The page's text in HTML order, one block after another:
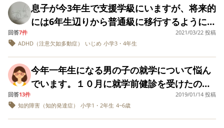
も支援級の方がよいのか、将来社会で生活し
ていくことを考えると大人数での経験値を身
に着けてほしいとも思っております。 もちろ
ードで考えるつもりです。 皆さんだと、どう
思い考え行動されますか？
ラン（50代）教師の時代は発達障害とか知ら
れてなかったから扱い方とかわかんないよ
な、、実際、学校って昔も今も変わんないの
かな、とか思い、若干落ち込んでいます。
他害を繰り返すクラスメイトの親に支援級を
すすめたい思いでいっぱいです。 どう対応す
るのがいいのか、アイデアをいただきたいで
るとヘルプが出せる子です。 立ち歩きもな
し。他害なし。一斉指示に従えないが周りを
見て今何をすべきかを判断していく感じ。 体
育のルール理解は難しいから友達に教えても
らっている。 ウィスクの結果は総合90。ただ
これも変化していくので参考になるのかどう
か・・ こんな感じでしょうか。 普通級でもや
っていけないことはないけれど、それは小1だ
からからで、3年生以上になると付いて行ける
ら、ある程度集団行動できる息子は普通級の
方がいいのでは？と考えているのですが、皆
さんにどう思うかお聞きしたいです。 《息子
について》 早生まれ、5歳0ヶ月で受けた田中
ビネーIQ88 ASD診断あり こだわり、癇癪、
他害はない 簡単な会話はできるが、急に違う
話題の話をしたりする、主語が抜けたりして
分かりにくいことが多い ひらがな、カタカナ
通級で過ごします。様子を見ながら支援級で
過ごす時間を決めるそうです。年度はじまり
なら支援級から普通級への移動、その逆も可
能であり、行ったり来たりは不可能との説明
でした。同じ学校に通級もあります。 我が子
は、幼い頃から療育を受けてきてまして、か
なり成長をしてくれました。最近受けた発達
検査の結果はDQ92（3歳67、4歳96、5歳
97）で、園でも落ち着いて集団生活を送れて
息子が今3年生で支援学級にいますが、将来的
には6年生辺りから普通級に移行するように考
す。 2年の時に検査を受けてADHD混合型、
に移行しました。 算数は得意でしたが、字が
下手で0なのか9?6なこともありましたが、支
援学級になってからは苦手だった平仮名や漢
字も上手になりました。 たまに、｢っ｣や
回答7件
2021/03/22 投稿
ADHD（注意欠如多動症）
いじめ 小学3・4年生
今年一年生になる男の子の就学について悩ん
でいます。１０月に就学前健診を受けたので
すが、先月教育委員会から数値が低いので発
達検査を受けてみては言われました。すぐに
回答13件
2019/01/14 投稿
知的障害（知的発達症）
小学1・2年生 4~6歳